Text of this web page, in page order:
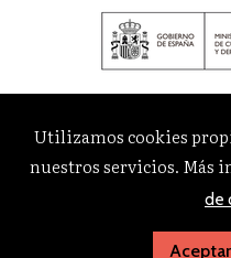
Utilizamos cookies
nuestros servicios. Más
de
Aceptar